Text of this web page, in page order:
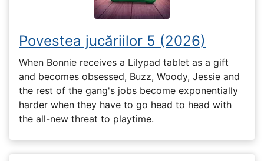
Povestea jucăriilor 5 (2026)
When Bonnie receives a Lilypad tablet as a gift
and becomes obsessed, Buzz, Woody, Jessie and
the rest of the gang's jobs become exponentially
harder when they have to go head to head with
the all-new threat to playtime.